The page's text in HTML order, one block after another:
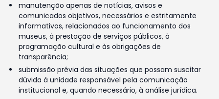
manutenção apenas de notícias, avisos e
comunicados objetivos, necessários e estritamente
informativos, relacionados ao funcionamento dos
museus, à prestação de serviços públicos, à
programação cultural e às obrigações de
transparência;
submissão prévia das situações que possam suscitar
dúvida à unidade responsável pela comunicação
institucional e, quando necessário, à análise jurídica.